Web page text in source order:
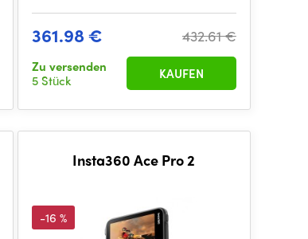
361.98 € 432.61 €
Zu versenden
5 Stück
KAUFEN
Insta360 Ace Pro 2
-16 %